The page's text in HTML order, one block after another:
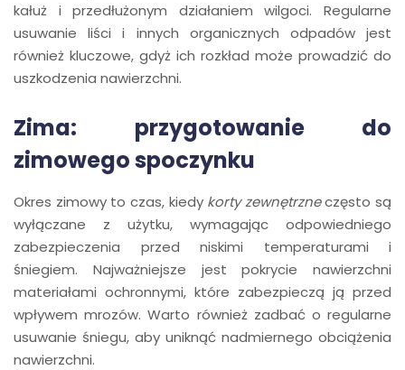
kałuż i przedłużonym działaniem wilgoci. Regularne
usuwanie liści i innych organicznych odpadów jest
również kluczowe, gdyż ich rozkład może prowadzić do
uszkodzenia nawierzchni.
Zima: przygotowanie do
zimowego spoczynku
Okres zimowy to czas, kiedy korty zewnętrzneczęsto są
wyłączane z użytku, wymagając odpowiedniego
zabezpieczenia przed niskimi temperaturami i
śniegiem. Najważniejsze jest pokrycie nawierzchni
materiałami ochronnymi, które zabezpieczą ją przed
wpływem mrozów. Warto również zadbać o regularne
usuwanie śniegu, aby uniknąć nadmiernego obciążenia
nawierzchni.